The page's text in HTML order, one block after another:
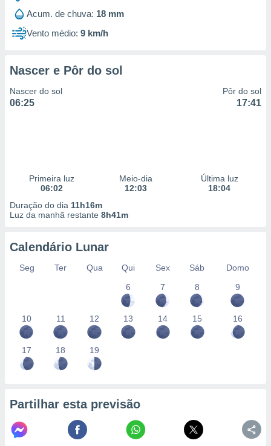
Acum. de chuva: 18 mm
Vento médio: 9 km/h
Nascer e Pôr do sol
Nascer do sol
06:25
Pôr do sol
17:41
Primeira luz
06:02
Meio-dia
12:03
Última luz
18:04
Duração do dia 11h16m
Luz da manhã restante 8h41m
Calendário Lunar
Seg Ter Qua Qui Sex Sáb
Domo
6
7 8 9
10 11 12 13 14 15 16
17 18 19
Partilhar esta previsão